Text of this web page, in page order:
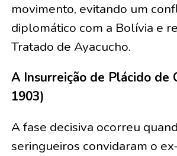
movimento, evitando um
diplomático com a Bolívia e
Tratado de Ayacucho.
A Insurreição de Plácido de
1903)
A fase decisiva ocorreu
seringueiros convidaram o